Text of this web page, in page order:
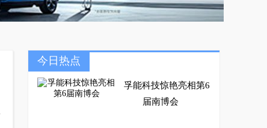
今日热点
孚能科技惊艳亮相第6
届南博会